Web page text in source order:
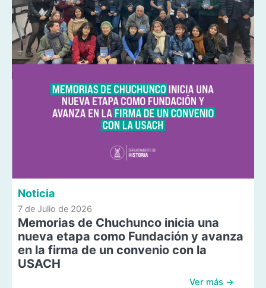
Noticia
7 de Julio de 2026
Memorias de Chuchunco inicia una
nueva etapa como Fundación y avanza
en la firma de un convenio con la
USACH
Ver más →